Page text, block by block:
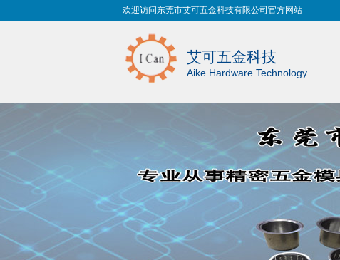
欢迎访问东莞市艾可五金科技有限公司官方网站
艾可五金科技
Aike Hardware Technology